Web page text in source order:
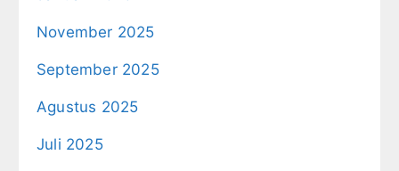
November 2025
September 2025
Agustus 2025
Juli 2025